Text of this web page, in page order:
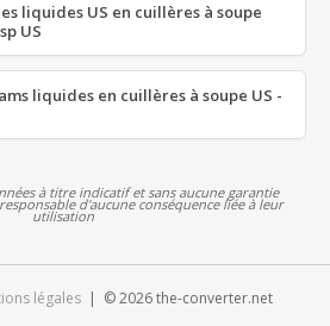
liquides US en cuillères à soupe
US
liquides en cuillères à soupe US -
à titre indicatif et sans aucune garantie
d'aucune conséquence liée à leur
utilisation
légales | © 2026 the-converter.net